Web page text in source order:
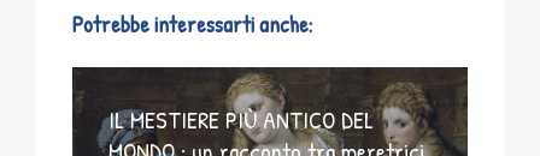
Potrebbe interessarti anche:
IL MESTIERE PIÙ ANTICO DEL